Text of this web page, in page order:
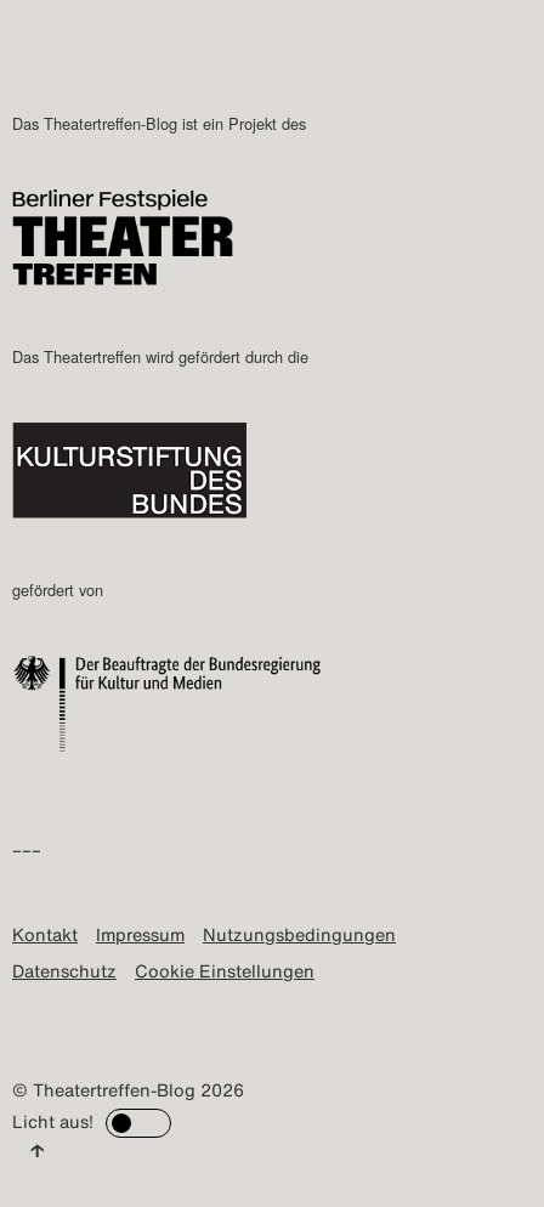
Das Theatertreffen-Blog ist ein Projekt des
Das Theatertreffen wird gefördert durch die
gefördert von
–––
Kontakt Impressum
Nutzungsbedingungen
Datenschutz
Cookie Einstellungen
© Theatertreffen-Blog 2026
Licht aus!
↑